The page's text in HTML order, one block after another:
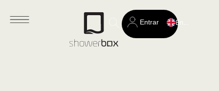
Search
for:
Entrar